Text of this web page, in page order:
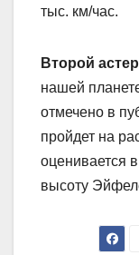
тыс. км/час.
Второй
нашей
отмечено в
пройдет на
оценивается
высоту